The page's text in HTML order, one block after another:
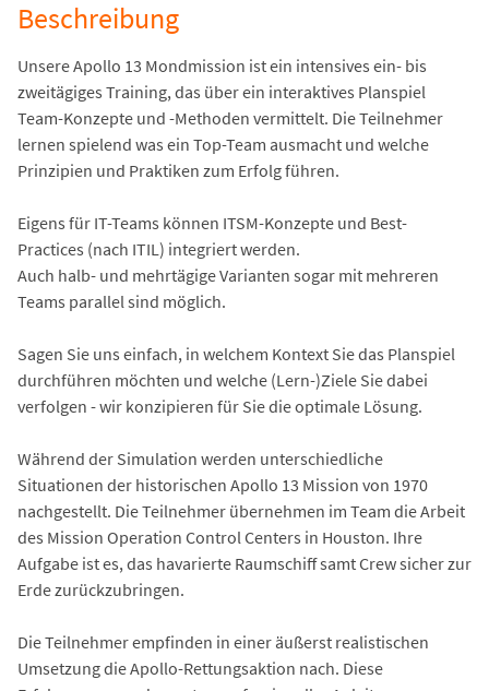
Beschreibung
Unsere Apollo 13 Mondmission ist ein intensives ein- bis
zweitägiges Training, das über ein interaktives Planspiel
Team-Konzepte und -Methoden vermittelt. Die Teilnehmer
lernen spielend was ein Top-Team ausmacht und welche
Prinzipien und Praktiken zum Erfolg führen.
Eigens für IT-Teams können ITSM-Konzepte und Best-
Practices (nach ITIL) integriert werden.
Auch halb- und mehrtägige Varianten sogar mit mehreren
Teams parallel sind möglich.
Sagen Sie uns einfach, in welchem Kontext Sie das Planspiel
durchführen möchten und welche (Lern-)Ziele Sie dabei
verfolgen - wir konzipieren für Sie die optimale Lösung.
Während der Simulation werden unterschiedliche
Situationen der historischen Apollo 13 Mission von 1970
nachgestellt. Die Teilnehmer übernehmen im Team die Arbeit
des Mission Operation Control Centers in Houston. Ihre
Aufgabe ist es, das havarierte Raumschiff samt Crew sicher zur
Erde zurückzubringen.
Die Teilnehmer empfinden in einer äußerst realistischen
Umsetzung die Apollo-Rettungsaktion nach. Diese